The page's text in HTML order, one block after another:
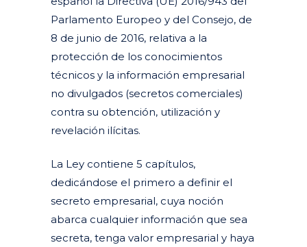
Parlamento Europeo y del Consejo, de
8 de junio de 2016, relativa a la
protección de los conocimientos
técnicos y la información empresarial
no divulgados (secretos comerciales)
contra su obtención, utilización y
revelación ilícitas.
La Ley contiene 5 capítulos,
dedicándose el primero a definir el
secreto empresarial, cuya noción
abarca cualquier información que sea
secreta, tenga valor empresarial y haya